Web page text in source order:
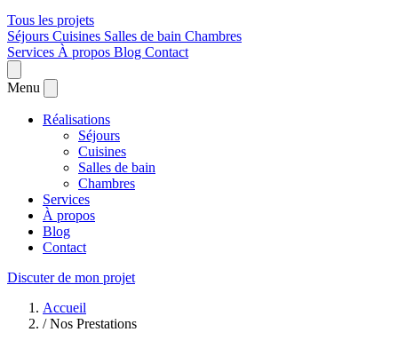
Tous les projets
Séjours Cuisines Salles de bain Chambres
Services À propos Blog Contact
Menu
Réalisations
Séjours
Cuisines
Salles de bain
Chambres
Services
À propos
Blog
Contact
Discuter de mon projet
Accueil
/ Nos Prestations